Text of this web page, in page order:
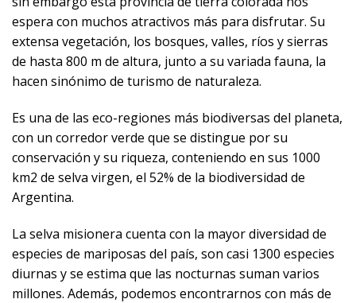
espera con muchos atractivos más para disfrutar. Su
extensa vegetación, los bosques, valles, ríos y sierras
de hasta 800 m de altura, junto a su variada fauna, la
hacen sinónimo de turismo de naturaleza.
Es una de las eco-regiones más biodiversas del planeta,
con un corredor verde que se distingue por su
conservación y su riqueza, conteniendo en sus 1000
km2 de selva virgen, el 52% de la biodiversidad de
Argentina.
La selva misionera cuenta con la mayor diversidad de
especies de mariposas del país, son casi 1300 especies
diurnas y se estima que las nocturnas suman varios
millones. Además, podemos encontrarnos con más de